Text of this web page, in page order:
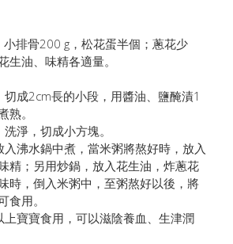
排骨200 g，松花蛋半個；蔥花少
生油、味精各適量。
成2cm長的小段，用醬油、鹽醃漬1
熟。
淨，切成小方塊。
沸水鍋中煮，當米粥將熬好時，放入
精；另用炒鍋，放入花生油，炸蔥花
時，倒入米粥中，至粥熬好以後，將
食用。
寶寶食用，可以滋陰養血、生津潤